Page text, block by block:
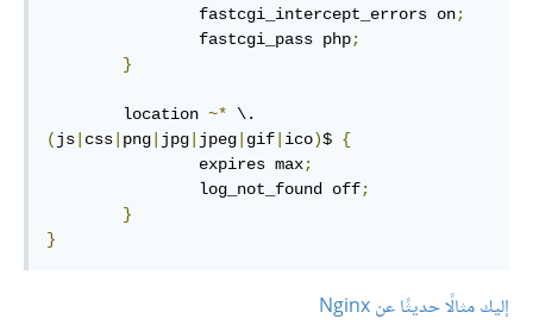
                fastcgi_intercept_errors on
;
                fastcgi_pass php
;
}
        location
~* \.
(js css png jpg jpeg gif ico)$ {
                expires max
;
                log_not_found off
;
}
}
إليك مثالًا حديثًا عن Nginx